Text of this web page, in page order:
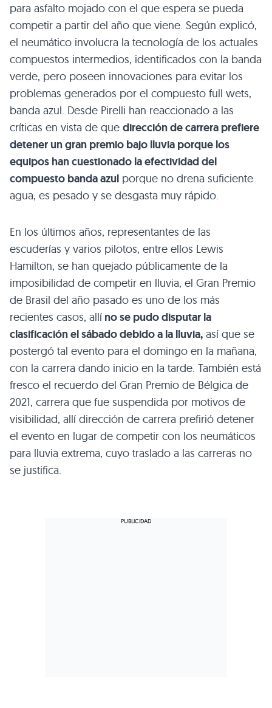
para asfalto mojado con el que espera se pueda
competir a partir del año que viene. Según explicó,
el neumático involucra la tecnología de los actuales
compuestos intermedios, identificados con la banda
verde, pero poseen innovaciones para evitar los
problemas generados por el compuesto full wets,
banda azul. Desde Pirelli han reaccionado a las
críticas en vista de que dirección de carrera prefiere
detener un gran premio bajo lluvia porque los
equipos han cuestionado la efectividad del
compuesto banda azul porque no drena suficiente
agua, es pesado y se desgasta muy rápido.
En los últimos años, representantes de las
escuderías y varios pilotos, entre ellos Lewis
Hamilton, se han quejado públicamente de la
imposibilidad de competir en lluvia, el Gran Premio
de Brasil del año pasado es uno de los más
recientes casos, allí no se pudo disputar la
clasificación el sábado debido a la lluvia, así que se
postergó tal evento para el domingo en la mañana,
con la carrera dando inicio en la tarde. También está
fresco el recuerdo del Gran Premio de Bélgica de
2021, carrera que fue suspendida por motivos de
visibilidad, allí dirección de carrera prefirió detener
el evento en lugar de competir con los neumáticos
para lluvia extrema, cuyo traslado a las carreras no
se justifica.